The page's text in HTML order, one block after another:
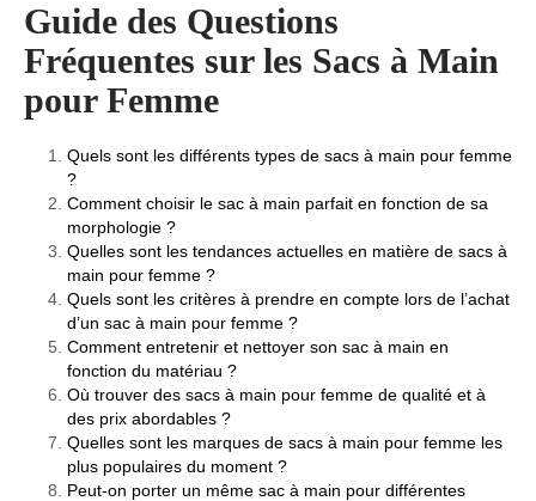
Guide des Questions
Fréquentes sur les Sacs à Main
pour Femme
Quels sont les différents types de sacs à main pour femme
?
Comment choisir le sac à main parfait en fonction de sa
morphologie ?
Quelles sont les tendances actuelles en matière de sacs à
main pour femme ?
Quels sont les critères à prendre en compte lors de l’achat
d’un sac à main pour femme ?
Comment entretenir et nettoyer son sac à main en
fonction du matériau ?
Où trouver des sacs à main pour femme de qualité et à
des prix abordables ?
Quelles sont les marques de sacs à main pour femme les
plus populaires du moment ?
Peut-on porter un même sac à main pour différentes